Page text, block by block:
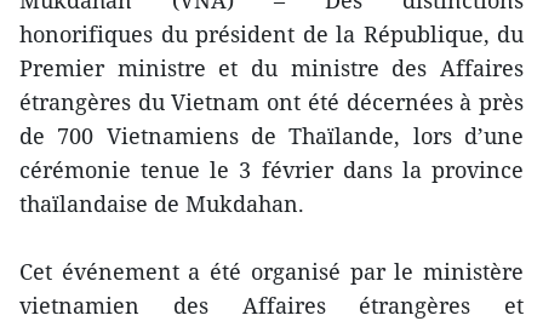
honorifiques du président de la République, du
Premier ministre et du ministre des Affaires
étrangères du Vietnam ont été décernées à près
de 700 Vietnamiens de Thaïlande, lors d’une
cérémonie tenue le 3 février dans la province
thaïlandaise de Mukdahan.
Cet événement a été organisé par le ministère
vietnamien des Affaires étrangères et